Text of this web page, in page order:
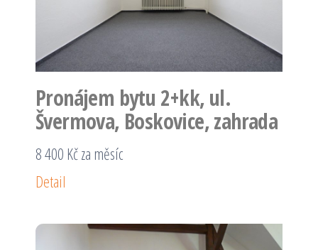
Pronájem bytu 2+kk, ul.
Švermova, Boskovice, zahrada
8 400 Kč za měsíc
Detail